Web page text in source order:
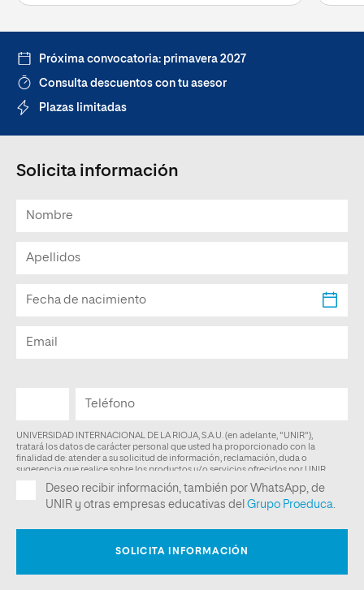
Próxima convocatoria: primavera 2027
Consulta descuentos con tu asesor
Plazas limitadas
Solicita información